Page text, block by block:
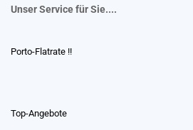
Unser Service für Sie....
Porto-Flatrate !!
Top-Angebote